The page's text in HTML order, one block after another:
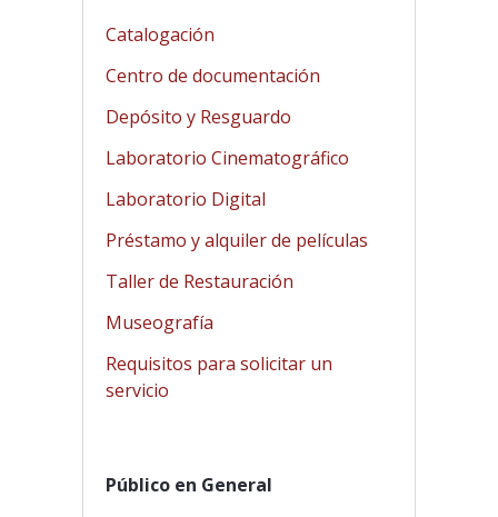
Catalogación
Centro de documentación
Depósito y Resguardo
Laboratorio Cinematográfico
Laboratorio Digital
Préstamo y alquiler de películas
Taller de Restauración
Museografía
Requisitos para solicitar un
servicio
Público en General